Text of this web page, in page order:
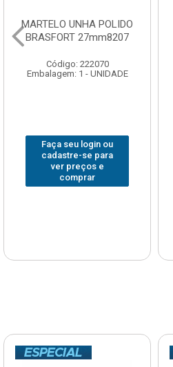
MARTELO UNHA POLIDO
BRASFORT 27mm8207
Código: 222070
Embalagem: 1 - UNIDADE
Faça seu login ou
cadastre-se para
ver preços e
comprar